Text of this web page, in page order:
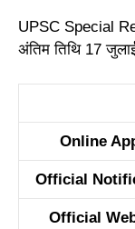
UPSC Special
अंतिम तिथि 17
Online
Official
Official